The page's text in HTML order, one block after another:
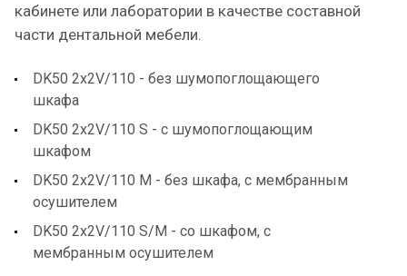
кабинете или лаборатории в качестве составной
части дентальной мебели.
DK50 2x2V/110 - без шумопоглощающего
шкафа
DK50 2x2V/110 S - с шумопоглощающим
шкафом
DK50 2x2V/110 M - без шкафа, с мембранным
осушителем
DK50 2x2V/110 S/M - со шкафом, с
мембранным осушителем